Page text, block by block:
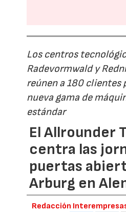
Los centros
Radevormwald y
reúnen a 180 clientes
nueva gama de
estándar
El Allrounder
centra las
puertas
Arburg en
Redacción